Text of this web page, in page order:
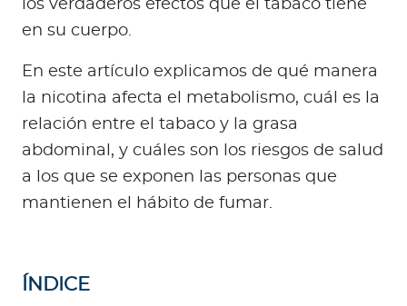
Ingresar a Mi Bupa
Para Clientes
Para Agentes
Contáctanos
los verdaderos efectos que el tabaco tiene
en su cuerpo.
En este artículo explicamos de qué manera
la nicotina afecta el metabolismo, cuál es la
relación entre el tabaco y la grasa
abdominal, y cuáles son los riesgos de salud
a los que se exponen las personas que
mantienen el hábito de fumar.
ÍNDICE